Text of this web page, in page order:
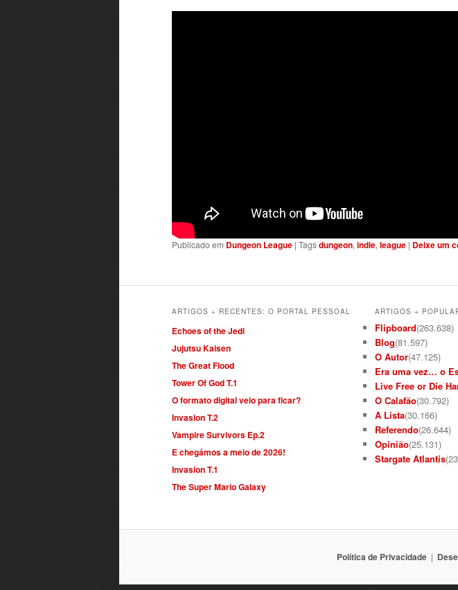
Publicado em Dungeon League | Tagsdungeon, indie, league | Deixe um
ARTIGOS + RECENTES: O PORTAL PESSOAL
Echoes of the Jedi
Jujutsu Kaisen
The Great Flood
Tower Of God T.1
O formato digital veio para ficar?
Invasion T.2
Vampire Survivors Ep.2
E chegámos a meio de 2026!
Invasion T.1
The Super Mario Galaxy
ARTIGOS +
Flipboard(263.638)
Blog(81.597)
O Autor(47.125)
Era uma vez… o
Live Free or Die
O Calafão(30.792)
A Lista(30.166)
Referendo(26.644)
Opinião(25.131)
Stargate Atlantis
Política de Privacidade